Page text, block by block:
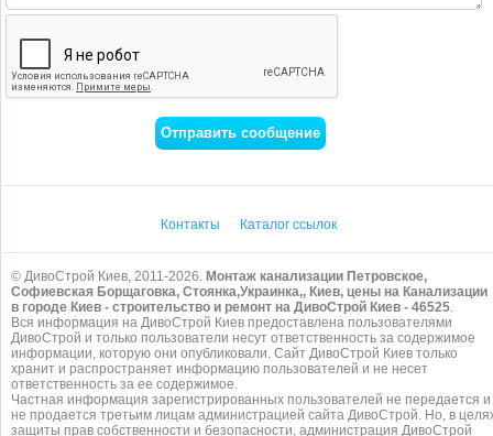
Контакты Каталог ссылок
© ДивоСтрой Киев, 2011-2026. Монтаж канализации Петровское,
Софиевская Борщаговка, Стоянка,Украинка,, Киев, цены на Канализации
в городе Киев - строительство и ремонт на ДивоСтрой Киев - 46525.
Вся информация на ДивоСтрой Киев предоставлена пользователями
ДивоСтрой и только пользователи несут ответственность за содержимое
информации, которую они опубликовали. Сайт ДивоСтрой Киев только
хранит и распространяет информацию пользователей и не несет
ответственность за ее содержимое.
Частная информация зарегистрированных пользователей не передается и
не продается третьим лицам администрацией сайта ДивоСтрой. Но, в
защиты прав собственности и безопасности, администрация ДивоСтрой